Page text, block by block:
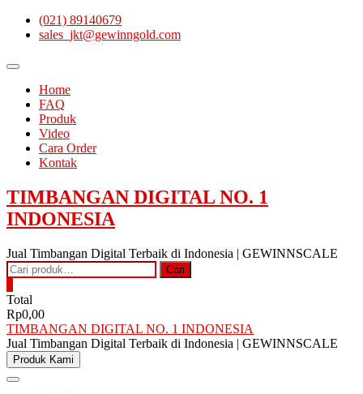
Skip
(021) 89140679
sales_jkt@gewinngold.com
Topbar
Home
FAQ
Produk
Video
Cara Order
Kontak
TIMBANGAN DIGITAL NO. 1
INDONESIA
Jual Timbangan Digital Terbaik di Indonesia | GEWINNSCALE
Pencarian
untuk:
Cari
Total
Rp0,00
TIMBANGAN DIGITAL NO. 1 INDONESIA
Jual Timbangan Digital Terbaik di Indonesia | GEWINNSCALE
Produk Kami